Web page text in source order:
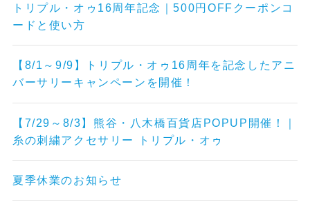
トリプル・オゥ16周年記念｜500円OFFクーポンコ
ードと使い方
【8/1～9/9】トリプル・オゥ16周年を記念したアニ
バーサリーキャンペーンを開催！
【7/29～8/3】熊谷・八木橋百貨店POPUP開催！｜
糸の刺繍アクセサリー トリプル・オゥ
夏季休業のお知らせ